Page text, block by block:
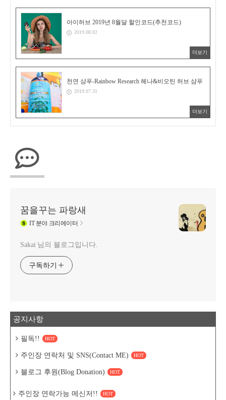
아이허브 2019년 8월달 할인코드(추천코드)
2019.08.02
더보기
천연 샴푸-Rainbow Research 헤나&비오틴 허브 샴푸
2019.07.31
더보기
꿈을꾸는 파랑새
IT분야 크리에이터
Sakai 님의 블로그입니다.
구독하기
공지사항
필독!! HOT
주인장 연락처 및 SNS(Contact ME) HOT
블로그 후원(Blog Donation) HOT
주인장 연락가능 메신저!! HOT